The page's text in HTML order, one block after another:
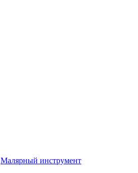
Малярный инструмент